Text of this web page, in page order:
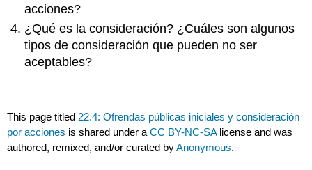
acciones?
¿Qué es la consideración? ¿Cuáles son algunos
tipos de consideración que pueden no ser
aceptables?
This page titled 22.4: Ofrendas públicas iniciales y consideración
por acciones is shared under aCC BY-NC-SA license and was
authored, remixed, and/or curated byAnonymous.